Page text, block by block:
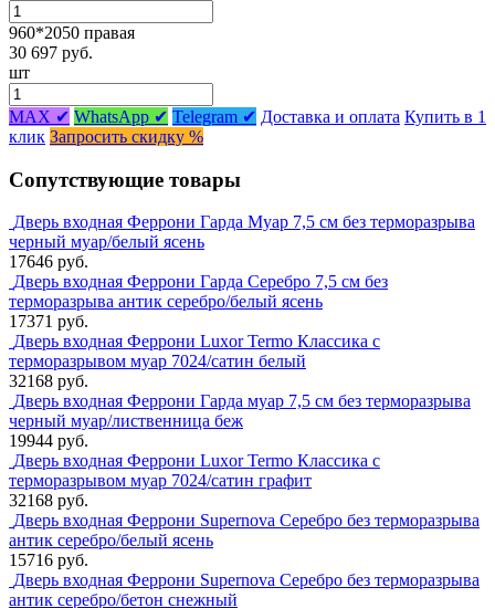
960*2050 правая
30 697 руб.
шт
MAX ✔ WhatsApp ✔ Telegram ✔ Доставка и оплата Купить в 1
клик Запросить скидку %
Сопутствующие товары
Дверь входная Феррони Гарда Муар 7,5 см без терморазрыва
черный муар/белый ясень
17646 руб.
Дверь входная Феррони Гарда Серебро 7,5 см без
терморазрыва антик серебро/белый ясень
17371 руб.
Дверь входная Феррони Luxor Termo Классика с
терморазрывом муар 7024/сатин белый
32168 руб.
Дверь входная Феррони Гарда муар 7,5 см без терморазрыва
черный муар/лиственница беж
19944 руб.
Дверь входная Феррони Luxor Termo Классика с
терморазрывом муар 7024/сатин графит
32168 руб.
Дверь входная Феррони Supernova Серебро без терморазрыва
антик серебро/белый ясень
15716 руб.
Дверь входная Феррони Supernova Серебро без терморазрыва
антик серебро/бетон снежный